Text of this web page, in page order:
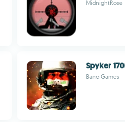
MidnightRose
Spyker
Bano Games